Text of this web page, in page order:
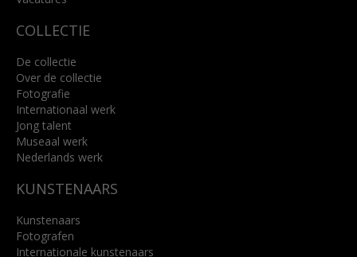
COLLECTIE
De collectie
Over de collectie
Fotografie
Internationaal werk
Jong talent
Museaal werk
Nederlands werk
KUNSTENAARS
Kunstenaars
Fotografen
Internationale kunstenaars